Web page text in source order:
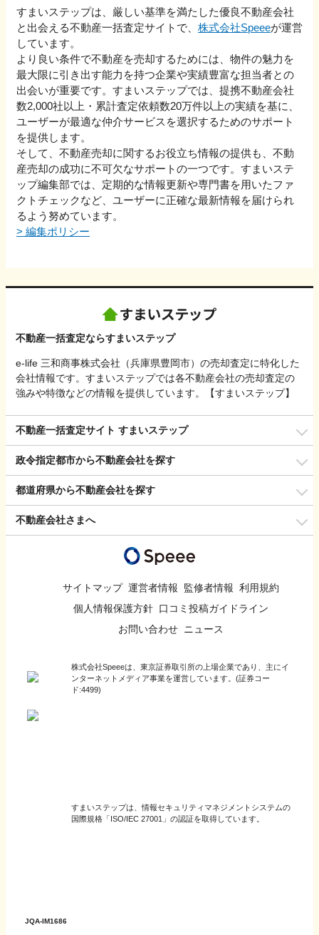
すまいステップは、厳しい基準を満たした優良不動産会社
と出会える不動産一括査定サイトで、 株式会社Speeeが運営
しています。
より良い条件で不動産を売却するためには、物件の魅力を
最大限に引き出す能力を持つ企業や実績豊富な担当者との
出会いが重要です。すまいステップでは、提携不動産会社
数2,000社以上・累計査定依頼数20万件以上の実績を基に、
ユーザーが最適な仲介サービスを選択するためのサポート
を提供します。
そして、不動産売却に関するお役立ち情報の提供も、不動
産売却の成功に不可欠なサポートの一つです。すまいステ
ップ編集部では、定期的な情報更新や専門書を用いたファ
クトチェックなど、ユーザーに正確な最新情報を届けられ
るよう努めています。
> 編集ポリシー
不動産一括査定ならすまいステップ
e-life 三和商事株式会社（兵庫県豊岡市）の売却査定に特化した
会社情報です。すまいステップでは各不動産会社の売却査定の
強みや特徴などの情報を提供しています。【すまいステップ】
不動産一括査定サイト すまいステップ
政令指定都市から不動産会社を探す
都道府県から不動産会社を探す
不動産会社さまへ
サイトマップ 運営者情報 監修者情報 利用規約
個人情報保護方針 口コミ投稿ガイドライン
お問い合わせ ニュース
株式会社Speeeは、東京証券取引所の上場企業であり、主にイ
ンターネットメディア事業を運営しています。(証券コー
ド:4499)
JQA-IM1686
すまいステップは、情報セキュリティマネジメントシステムの
国際規格「ISO/IEC 27001」の認証を取得しています。